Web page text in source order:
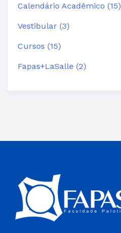
Calendário Acadêmico (15)
Vestibular (3)
Cursos (15)
Fapas+LaSalle (2)